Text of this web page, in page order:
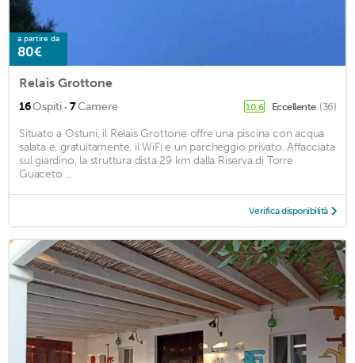
a partire da
80€
Relais Grottone
16Ospiti · 7Camere 10,6 Eccellente (36)
Situato a Ostuni, il Relais Grottone offre una piscina con acqua
salata e, gratuitamente, il WiFi e un parcheggio privato. Affacciata
sul giardino, la struttura dista 29 km dalla Riserva di Torre
Guaceto ...
Verifica disponibilità